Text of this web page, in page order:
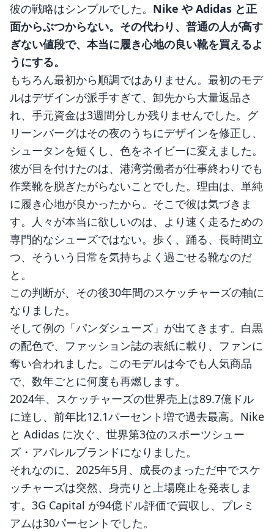
彼の戦略はシンプルでした。 Nike や Adidas と正
面からぶつからない。その代わり、普通の人が高す
ぎない値段で、本当に履き心地の良い靴を買えるよ
うにする。
もちろん最初から順調ではありません。最初のモデ
ルはデザインが派手すぎて、卸先から大量返品さ
れ、手元資金は3週間分しか残りませんでした。グ
リーンバーグはその夜のうちにデザインを修正し、
シュータンを短くし、色をネイビーに変えました。
彼が目を付けたのは、港湾労働者が仕事終わりでも
作業靴を脱ぎたがらないことでした。理由は、単純
に履き心地が良かったから。そこで彼は気づきま
す。人々が本当に欲しいのは、より速く走るための
専門的なシューズではない。歩く、踊る、長時間立
つ、そういう日常を気持ちよく過ごせる靴なのだ
と。
この判断が、その後30年間のスケッチャーズの軸に
なりました。
そして例の「パンダシューズ」が出てきます。白黒
の配色で、ファッション誌の表紙に載り、ファンに
奪い合われました。このモデルは今でも人気商品
で、数年ごとに何度も再燃します。
2024年、スケッチャーズの世界売上は89.7億ドル
に達し、前年比12.1パーセント増で過去最高。Nike
と Adidas に次ぐ、世界第3位のスポーツシュー
ズ・アパレルブランドになりました。
それなのに、2025年5月、成長のまっただ中でスケ
ッチャーズは突然、身売りと上場廃止を発表しま
す。3G Capital が94億ドル評価で買収し、プレミ
アムは30パーセントでした。